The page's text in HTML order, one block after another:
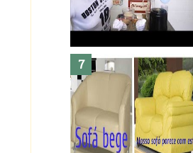
Dez bolos pra fazer antes de
morrer !